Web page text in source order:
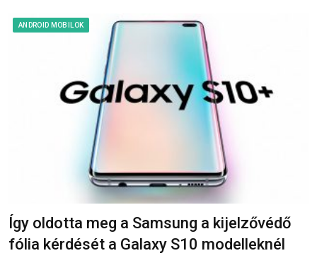
ANDROID MOBILOK
Így oldotta meg a Samsung a kijelzővédő
fólia kérdését a Galaxy S10 modelleknél